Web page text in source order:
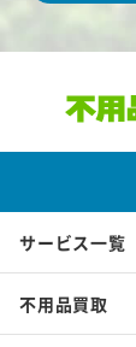
サービス一覧
不用品買取